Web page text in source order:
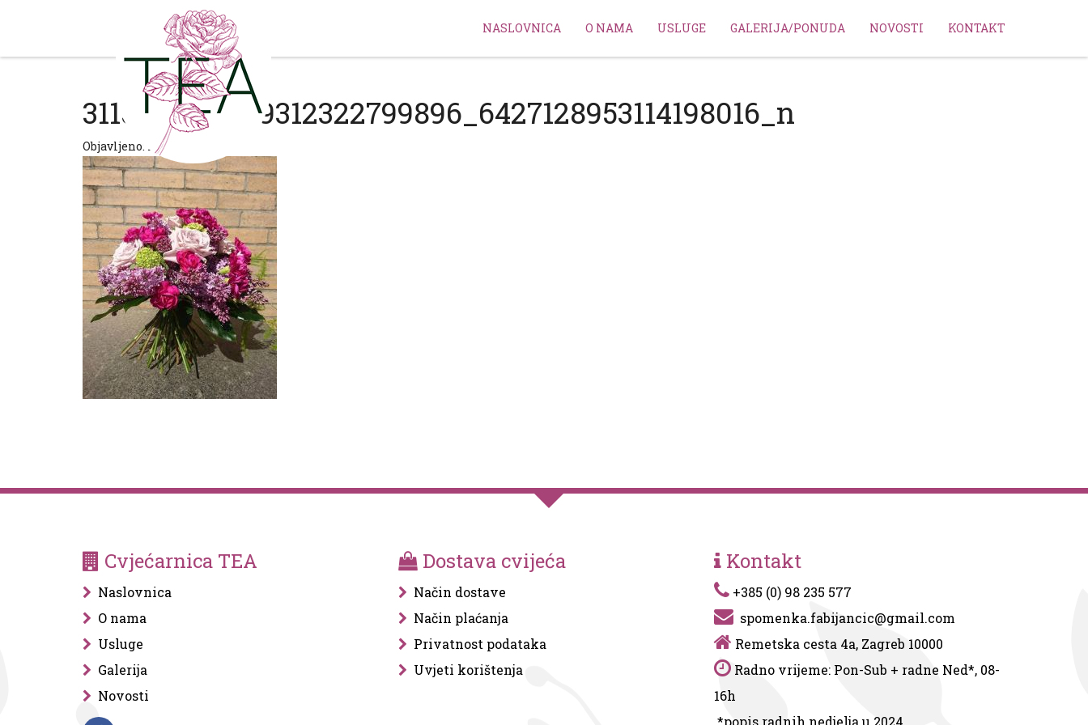
NASLOVNICA O NAMA USLUGE GALERIJA/PONUDA NOVOSTI KONTAKT
31150367_1839312322799896_6427128953114198016_n
Objavljeno: Pon, 04.06.2018.
Cvjećarnica TEA
Naslovnica
O nama
Usluge
Galerija
Novosti
Dostava cvijeća
Način dostave
Način plaćanja
Privatnost podataka
Uvjeti korištenja
Kontakt
+385 (0) 98 235 577
spomenka.fabijancic@gmail.com
Remetska cesta 4a, Zagreb 10000
Radno vrijeme: Pon-Sub + radne Ned*, 08-
16h
*popis radnih nedjelja u 2024.